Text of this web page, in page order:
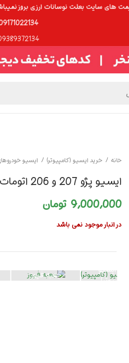
خانه خرید ایسیو (کامپیوتر) ایسیو
ایسیو پژو 207 و 206 اتومات کروز EZU (ای زد یو ) پژو 207 و 206 اتومات
9,000,000 تومان
در انبار موجود نمی باشد
بوبین
های سایت بعلت نوسانات ارزی بروز